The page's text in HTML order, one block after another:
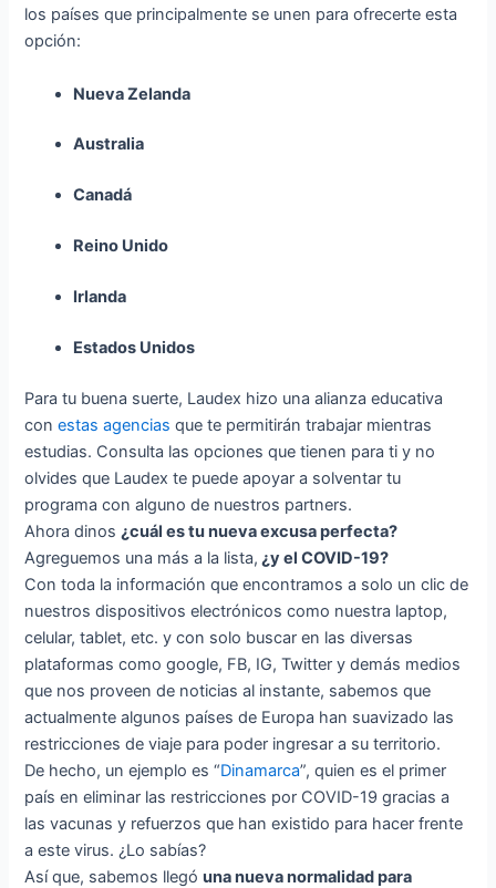
los países que principalmente se unen para ofrecerte esta
opción:
Nueva Zelanda
Australia
Canadá
Reino Unido
Irlanda
Estados Unidos
Para tu buena suerte, Laudex hizo una alianza educativa
conestas agencias que te permitirán trabajar mientras
estudias. Consulta las opciones que tienen para ti y no
olvides que Laudex te puede apoyar a solventar tu
programa con alguno de nuestros partners.
Ahora dinos¿cuál es tu nueva excusa perfecta?
Agreguemos una más a la lista, ¿y el COVID-19?
Con toda la información que encontramos a solo un clic de
nuestros dispositivos electrónicos como nuestra laptop,
celular, tablet, etc. y con solo buscar en las diversas
plataformas como google, FB, IG, Twitter y demás medios
que nos proveen de noticias al instante, sabemos que
actualmente algunos países de Europa han suavizado las
restricciones de viaje para poder ingresar a su territorio.
De hecho, un ejemplo es “Dinamarca”, quien es el primer
país en eliminar las restricciones por COVID-19 gracias a
las vacunas y refuerzos que han existido para hacer frente
a este virus. ¿Lo sabías?
Así que, sabemos llegóuna nueva normalidad para